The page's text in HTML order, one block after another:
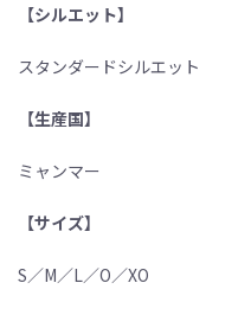
【シルエット】
スタンダードシルエット
【生産国】
ミャンマー
【サイズ】
S／M／L／O／XO